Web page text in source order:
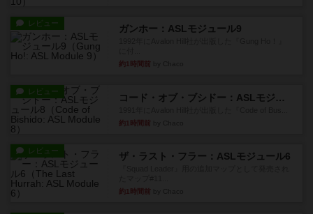
レビュー ガンホー：ASLモジュール9
約1時間前
レビュー
コード・オブ・ブシドー：ASLモジュール8
約1時間前
レビュー ザ・ラスト・フラー：ASLモジュール6
約1時間前